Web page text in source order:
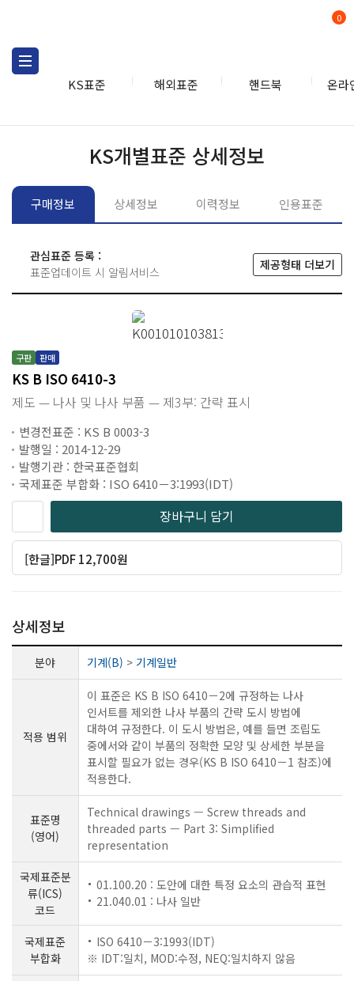
KS표준 해외표준 핸드북 온라
0
KS개별표준 상세정보
구매정보 상세정보 이력정보 인용표준
관심표준 등록 :
표준업데이트 시 알림서비스
제공형태 더보기
구판 판매
KS B ISO 6410-3
제도 — 나사 및 나사 부품 — 제3부: 간략 표시
변경전표준 : KS B 0003-3
발행일 : 2014-12-29
발행기관 : 한국표준협회
국제표준 부합화 : ISO 6410－3:1993(IDT)
장바구니 담기
[한글]PDF 12,700원
상세정보
분야 기계(B) > 기계일반
적용 범위
이 표준은 KS B ISO 6410－2에 규정하는 나사
인서트를 제외한 나사 부품의 간략 도시 방법에
대하여 규정한다. 이 도시 방법은, 예를 들면 조립도
중에서와 같이 부품의 정확한 모양 및 상세한 부분을
표시할 필요가 없는 경우(KS B ISO 6410－1 참조)에
적용한다.
표준명
(영어)
Technical drawings — Screw threads and
threaded parts — Part 3: Simplified
representation
국제표준분
류(ICS)
코드
01.100.20 : 도안에 대한 특정 요소의 관습적 표현
21.040.01 : 나사 일반
국제표준
부합화
ISO 6410－3:1993(IDT)
※ IDT:일치, MOD:수정, NEQ:일치하지 않음